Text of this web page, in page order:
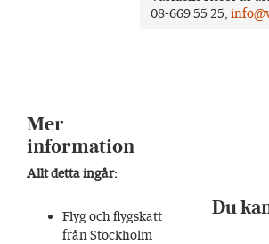
08-669 55 25,
Mer
information
Allt detta ingår:
Flyg och flygskatt
från Stockholm
Du